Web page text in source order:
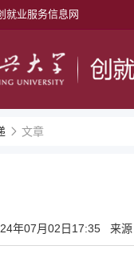
就业服务信息网
文章
年07月02日17:35 来